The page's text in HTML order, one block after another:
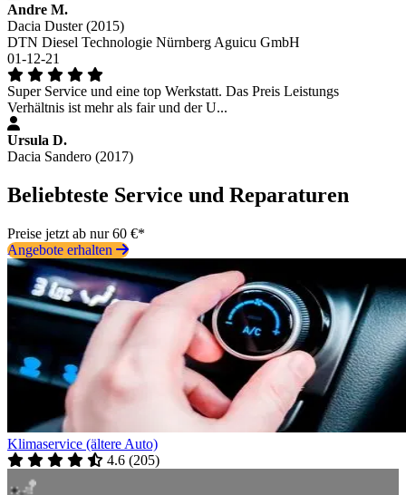
Andre M.
Dacia Duster (2015)
DTN Diesel Technologie Nürnberg Aguicu GmbH
01-12-21
Super Service und eine top Werkstatt. Das Preis Leistungs
Verhältnis ist mehr als fair und der U...
Ursula D.
Dacia Sandero (2017)
Beliebteste Service und Reparaturen
Preise jetzt ab nur 60 €*
Angebote erhalten
Klimaservice (ältere Auto)
4.6 (205)